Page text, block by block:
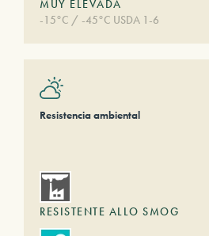
MUY ELEVADA
-15°C / -45°C USDA 1-6
Resistencia ambiental
RESISTENTE ALLO SMOG